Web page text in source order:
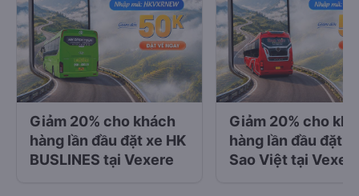
Giảm 20% cho khách
hàng lần đầu đặt xe HK
BUSLINES tại Vexere
Giảm 20% cho
hàng lần đầu đặt
Sao Việt tại